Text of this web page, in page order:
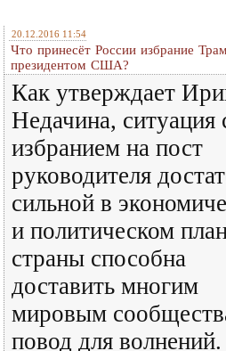
20.12.2016 11:54
Что принесёт России избрание
президентом США?
Как утверждает
Недачина, ситуация
избранием на пост
руководителя
сильной в
и политическом
страны способна
доставить многим
мировым
повод для волнений.